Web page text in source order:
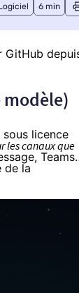
6 min
GitHub
modèle)
sous licence
les canaux que
de la